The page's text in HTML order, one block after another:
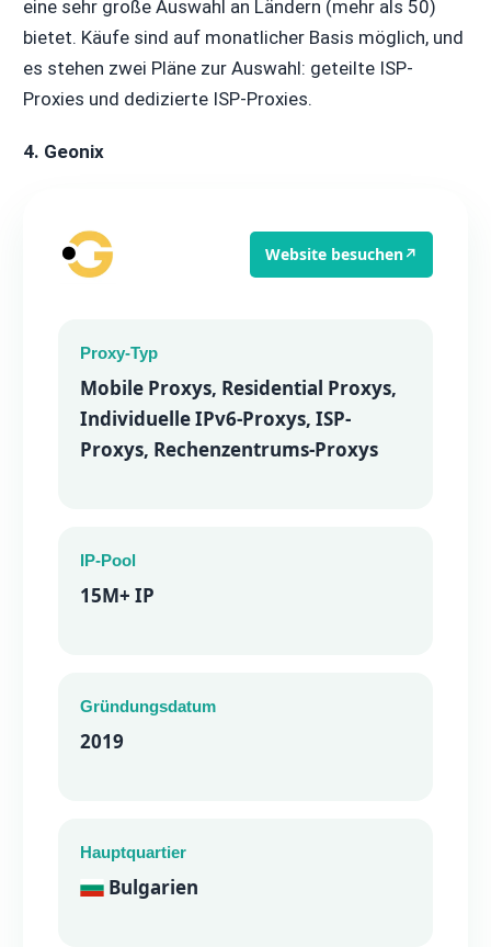
eine sehr große Auswahl an Ländern (mehr als 50)
bietet. Käufe sind auf monatlicher Basis möglich, und
es stehen zwei Pläne zur Auswahl: geteilte ISP-
Proxies und dedizierte ISP-Proxies.
4. Geonix
Website besuchen↗
Proxy-Typ
Mobile Proxys, Residential Proxys,
Individuelle IPv6-Proxys, ISP-
Proxys, Rechenzentrums-Proxys
IP-Pool
15M+ IP
Gründungsdatum
2019
Hauptquartier
Bulgarien